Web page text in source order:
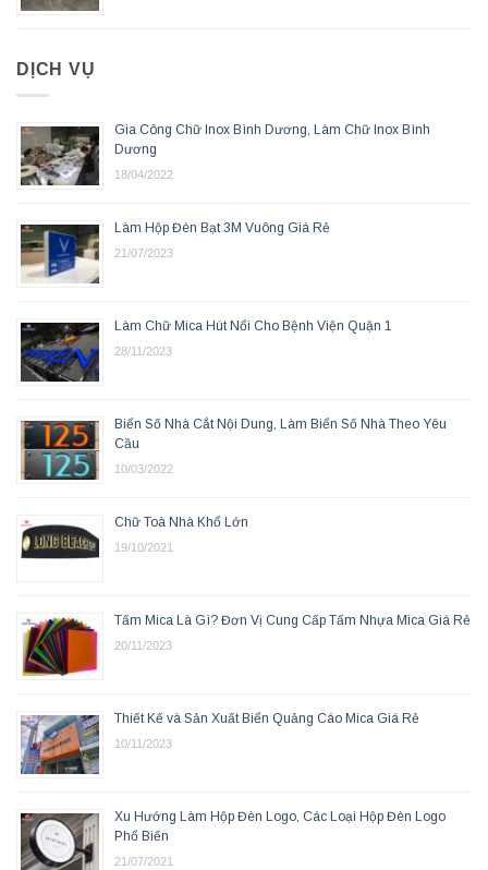
DỊCH VỤ
Gia Công Chữ Inox Bình Dương, Làm Chữ Inox Bình
Dương
18/04/2022
Làm Hộp Đèn Bạt 3M Vuông Giá Rẻ
21/07/2023
Làm Chữ Mica Hút Nổi Cho Bệnh Viện Quận 1
28/11/2023
Biển Số Nhà Cắt Nội Dung, Làm Biển Số Nhà Theo Yêu
Cầu
10/03/2022
Chữ Toà Nhà Khổ Lớn
19/10/2021
Tấm Mica Là Gì? Đơn Vị Cung Cấp Tấm Nhựa Mica Giá Rẻ
20/11/2023
Thiết Kế và Sản Xuất Biển Quảng Cáo Mica Giá Rẻ
10/11/2023
Xu Hướng Làm Hộp Đèn Logo, Các Loại Hộp Đèn Logo
Phổ Biến
21/07/2021